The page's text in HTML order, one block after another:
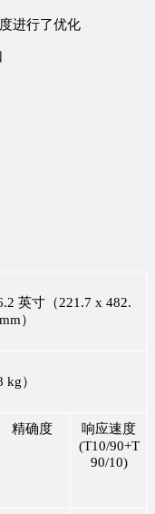
进行了优化
英寸（221.7 x 482.
）
kg）
精确度
响应速度
(T10/90+T
90/10)